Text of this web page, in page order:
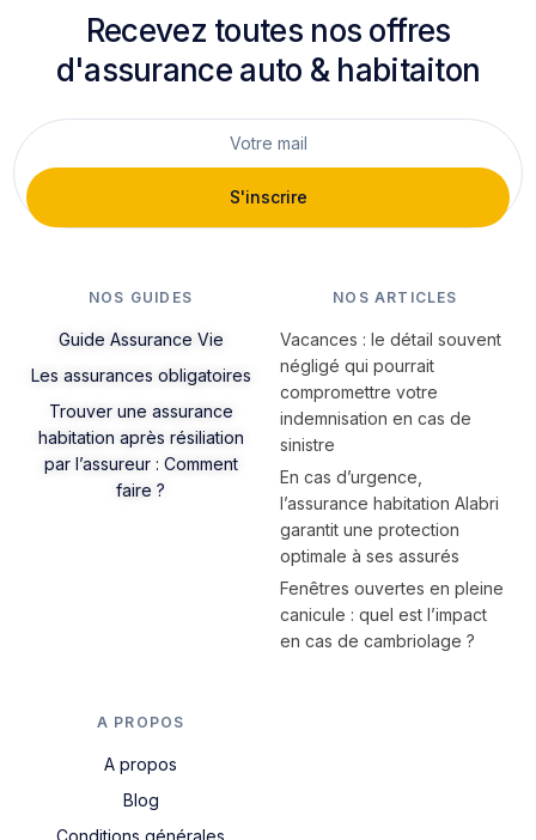
Recevez toutes nos offres
d'assurance auto & habitaiton
S'inscrire
NOS GUIDES
Guide Assurance Vie
Les assurances obligatoires
Trouver une assurance
habitation après résiliation
par l’assureur : Comment
faire ?
NOS ARTICLES
Vacances : le détail souvent
négligé qui pourrait
compromettre votre
indemnisation en cas de
sinistre
En cas d’urgence,
l’assurance habitation Alabri
garantit une protection
optimale à ses assurés
Fenêtres ouvertes en pleine
canicule : quel est l’impact
en cas de cambriolage ?
A PROPOS
A propos
Blog
Conditions générales